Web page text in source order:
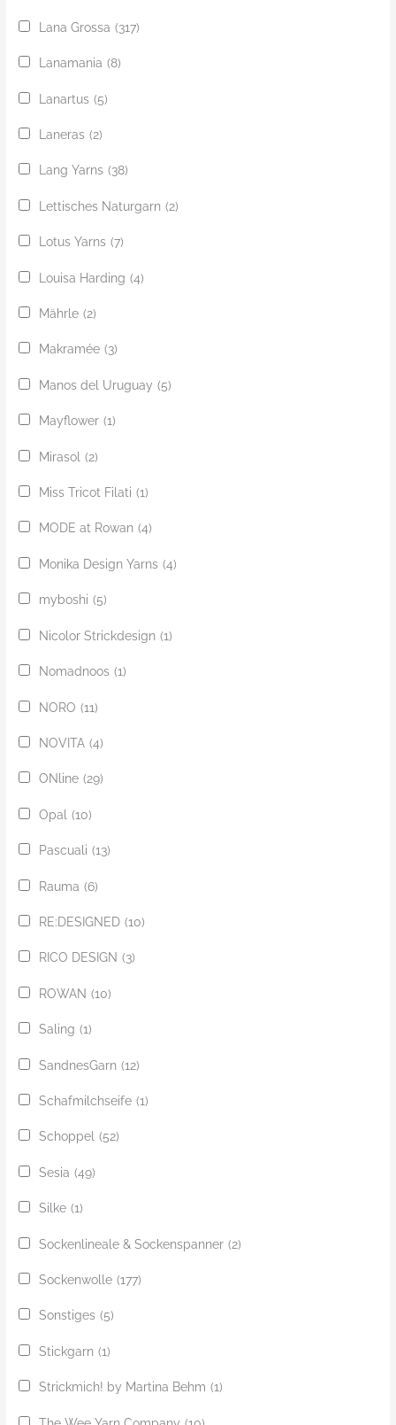
Lana Grossa (317)
Lanamania (8)
Lanartus (5)
Laneras (2)
Lang Yarns (38)
Lettisches Naturgarn (2)
Lotus Yarns (7)
Louisa Harding (4)
Mährle (2)
Makramée (3)
Manos del Uruguay (5)
Mayflower (1)
Mirasol (2)
Miss Tricot Filati (1)
MODE at Rowan (4)
Monika Design Yarns (4)
myboshi (5)
Nicolor Strickdesign (1)
Nomadnoos (1)
NORO (11)
NOVITA (4)
ONline (29)
Opal (10)
Pascuali (13)
Rauma (6)
RE:DESIGNED (10)
RICO DESIGN (3)
ROWAN (10)
Saling (1)
SandnesGarn (12)
Schafmilchseife (1)
Schoppel (52)
Sesia (49)
Silke (1)
Sockenlineale & Sockenspanner (2)
Sockenwolle (177)
Sonstiges (5)
Stickgarn (1)
Strickmich! by Martina Behm (1)